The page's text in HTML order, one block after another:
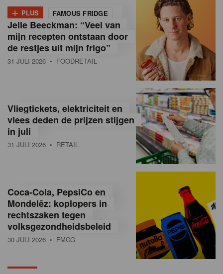
n
B
e
g
ë
e
a
+ PLUS FAMOUS FRIDGE
Jelle Beeckman: “Veel van
mijn recepten ontstaan door
de restjes uit mijn frigo”
31 JULI 2026 • FOODRETAIL
Vliegtickets, elektriciteit en
vlees deden de prijzen stijgen
in juli
31 JULI 2026 • RETAIL
Coca-Cola, PepsiCo en
Mondelēz: koplopers in
rechtszaken tegen
volksgezondheidsbeleid
30 JULI 2026 • FMCG